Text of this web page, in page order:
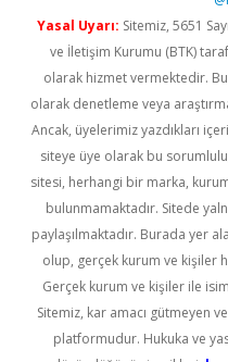
Yasal Uyarı: Sitemiz, 5651
ve İletişim Kurumu (BTK)
olarak hizmet vermektedir.
olarak denetleme veya
Ancak, üyelerimiz yazdıkları
siteye üye olarak bu
sitesi, herhangi bir marka,
bulunmamaktadır. Sitede
paylaşılmaktadır. Burada yer
olup, gerçek kurum ve kişiler
Gerçek kurum ve kişiler ile
Sitemiz, kar amacı gütmeyen
platformudur. Hukuka ve